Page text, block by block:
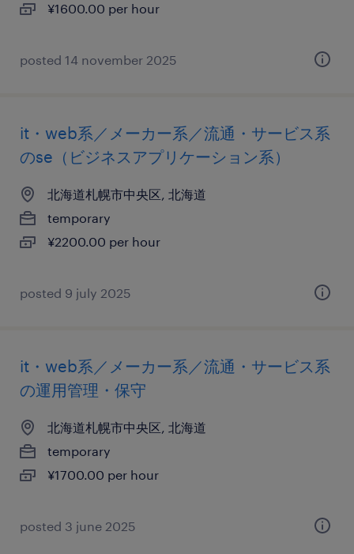
¥1600.00 per hour
posted 14 november 2025
it・web系／メーカー系／流通・サービス系
のse（ビジネスアプリケーション系）
北海道札幌市中央区, 北海道
temporary
¥2200.00 per hour
posted 9 july 2025
it・web系／メーカー系／流通・サービス系
の運用管理・保守
北海道札幌市中央区, 北海道
temporary
¥1700.00 per hour
posted 3 june 2025